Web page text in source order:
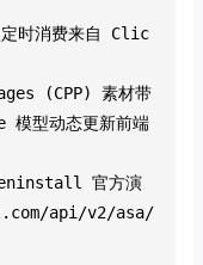
定时消费来自 Clic
(CPP) 素材带
模型动态更新前端
官方演
api/v2/asa/